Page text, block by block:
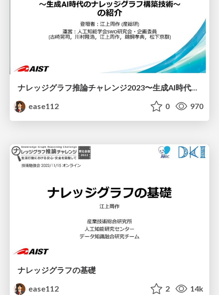
ナレッジグラフ推論チャレンジ2023〜生成AI時代のナレッジグラフ構築技術〜の紹介
ease112
0 970
ナレッジグラフの基礎
ease112
2 14k